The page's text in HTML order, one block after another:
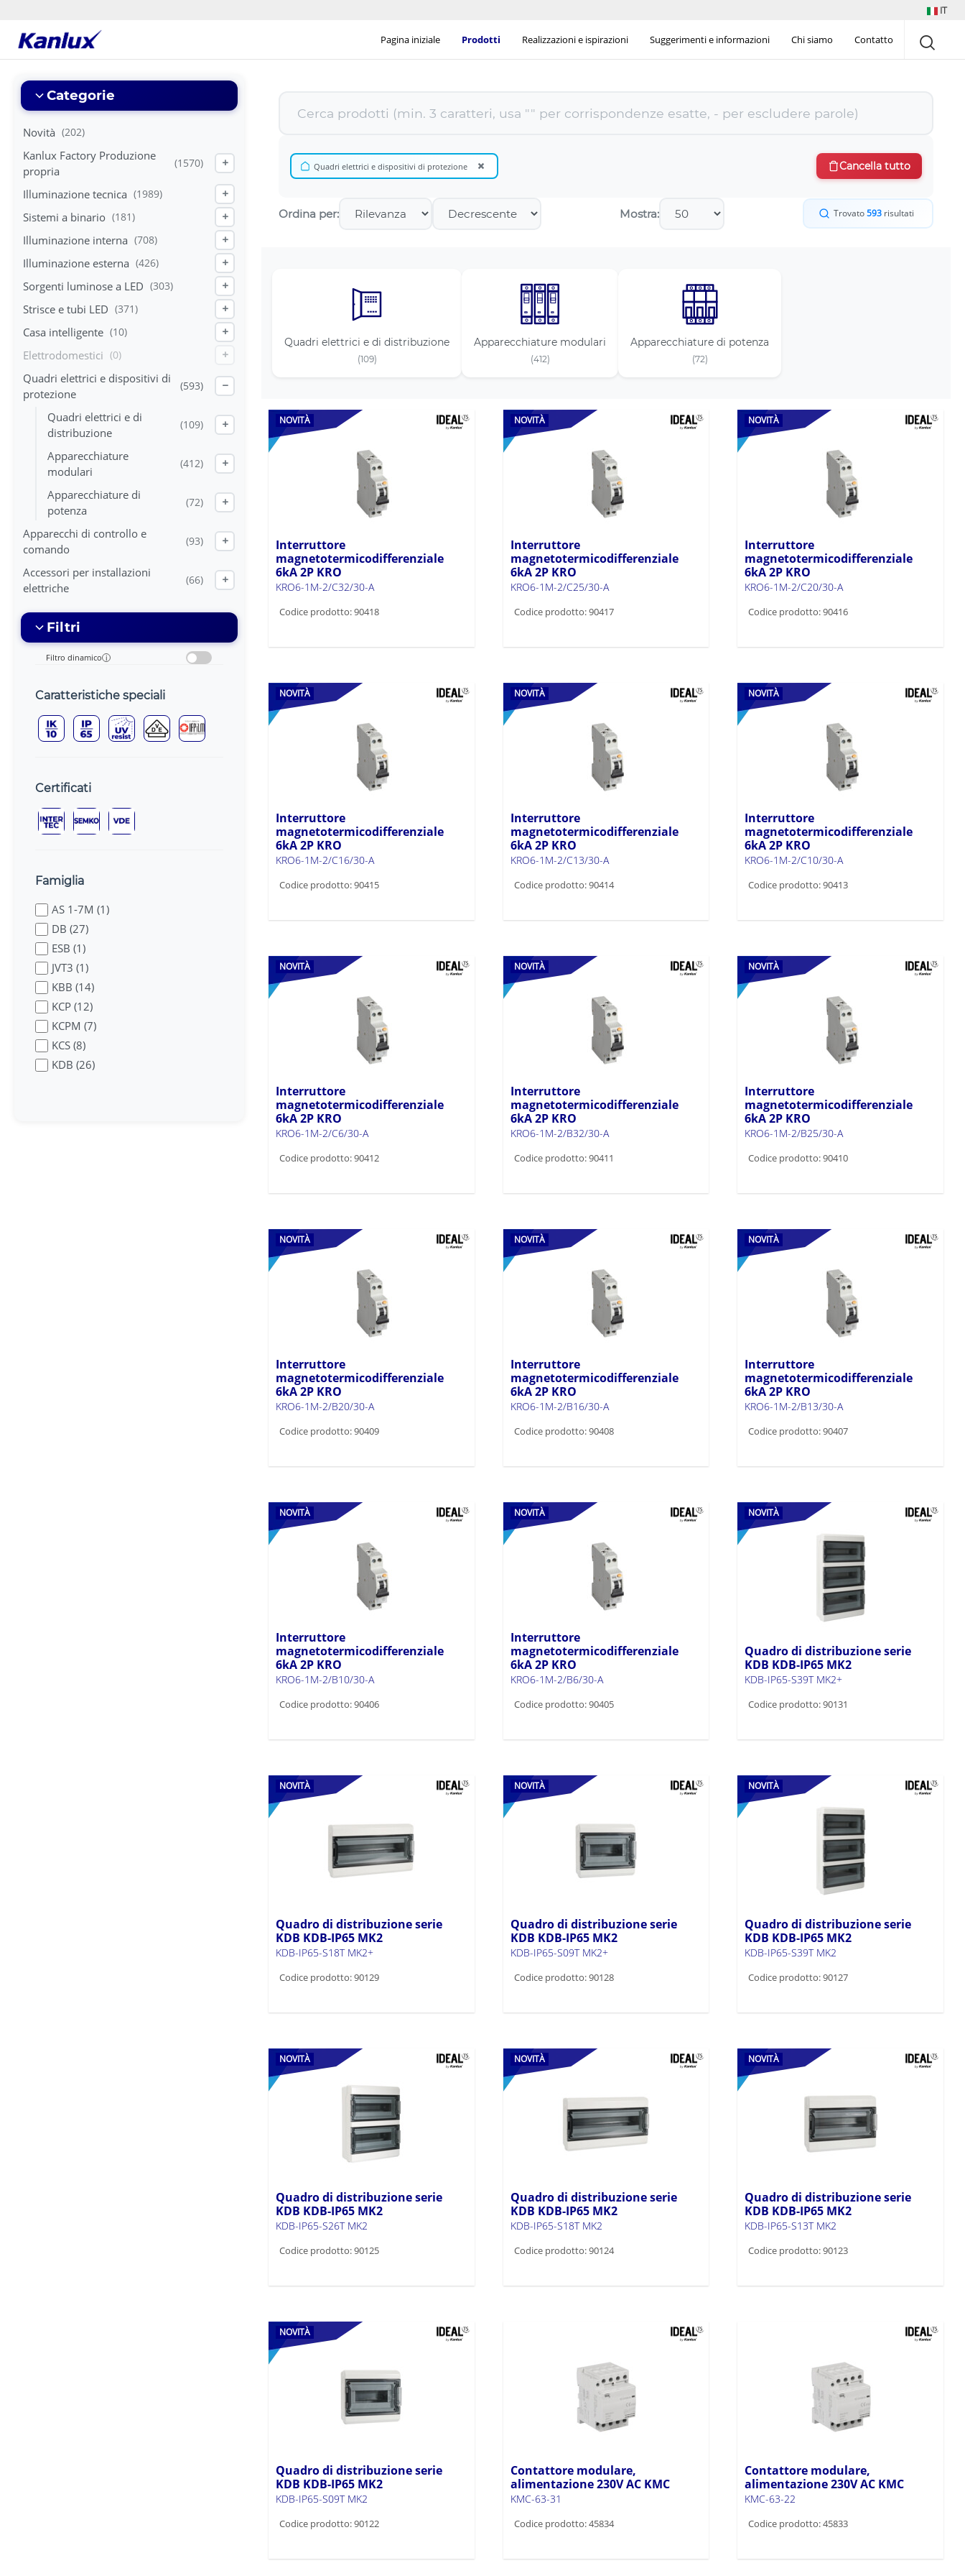
IT
Strona
Kanlux
Pagina iniziale Prodotti Realizzazioni e ispirazioni Suggerimenti e informazioni Chi siamo Contatto
Categorie
Novità (202)
Kanlux Factory Produzione
propria
(1570) +
Illuminazione tecnica (1989) +
Sistemi a binario (181) +
Illuminazione interna (708) +
Illuminazione esterna (426) +
Sorgenti luminose a LED (303) +
Strisce e tubi LED (371) +
Casa intelligente (10) +
Elettrodomestici (0) +
Quadri elettrici e dispositivi di
protezione
(593) −
Quadri elettrici e di
distribuzione
(109) +
Apparecchiature
modulari
(412) +
Apparecchiature di
potenza
(72) +
Apparecchi di controllo e
comando
(93) +
Accessori per installazioni
elettriche
(66) +
Filtri
Filtro dinamico i
Caratteristiche speciali
Certificati
Famiglia
AS 1-7M (1)
DB (27)
ESB (1)
JVT3 (1)
KBB (14)
KCP (12)
KCPM (7)
KCS (8)
KDB (26)
Quadri elettrici e dispositivi di protezione × Cancella tutto
Ordina per: Mostra: Trovato593 risultati
Quadri elettrici e di distribuzione
(109)
Apparecchiature modulari
(412)
Apparecchiature di potenza
(72)
NOVITÀ
Interruttore
magnetotermicodifferenziale
6kA 2P KRO
KRO6-1M-2/C32/30-A
Codice prodotto: 90418
NOVITÀ
Interruttore
magnetotermicodifferenziale
6kA 2P KRO
KRO6-1M-2/C25/30-A
Codice prodotto: 90417
NOVITÀ
Interruttore
magnetotermicodifferenziale
6kA 2P KRO
KRO6-1M-2/C20/30-A
Codice prodotto: 90416
NOVITÀ
Interruttore
magnetotermicodifferenziale
6kA 2P KRO
KRO6-1M-2/C16/30-A
Codice prodotto: 90415
NOVITÀ
Interruttore
magnetotermicodifferenziale
6kA 2P KRO
KRO6-1M-2/C13/30-A
Codice prodotto: 90414
NOVITÀ
Interruttore
magnetotermicodifferenziale
6kA 2P KRO
KRO6-1M-2/C10/30-A
Codice prodotto: 90413
NOVITÀ
Interruttore
magnetotermicodifferenziale
6kA 2P KRO
KRO6-1M-2/C6/30-A
Codice prodotto: 90412
NOVITÀ
Interruttore
magnetotermicodifferenziale
6kA 2P KRO
KRO6-1M-2/B32/30-A
Codice prodotto: 90411
NOVITÀ
Interruttore
magnetotermicodifferenziale
6kA 2P KRO
KRO6-1M-2/B25/30-A
Codice prodotto: 90410
NOVITÀ
Interruttore
magnetotermicodifferenziale
6kA 2P KRO
KRO6-1M-2/B20/30-A
Codice prodotto: 90409
NOVITÀ
Interruttore
magnetotermicodifferenziale
6kA 2P KRO
KRO6-1M-2/B16/30-A
Codice prodotto: 90408
NOVITÀ
Interruttore
magnetotermicodifferenziale
6kA 2P KRO
KRO6-1M-2/B13/30-A
Codice prodotto: 90407
NOVITÀ
Interruttore
magnetotermicodifferenziale
6kA 2P KRO
KRO6-1M-2/B10/30-A
Codice prodotto: 90406
NOVITÀ
Interruttore
magnetotermicodifferenziale
6kA 2P KRO
KRO6-1M-2/B6/30-A
Codice prodotto: 90405
NOVITÀ
Quadro di distribuzione serie
KDB KDB-IP65 MK2
KDB-IP65-S39T MK2+
Codice prodotto: 90131
NOVITÀ
Quadro di distribuzione serie
KDB KDB-IP65 MK2
KDB-IP65-S18T MK2+
Codice prodotto: 90129
NOVITÀ
Quadro di distribuzione serie
KDB KDB-IP65 MK2
KDB-IP65-S09T MK2+
Codice prodotto: 90128
NOVITÀ
Quadro di distribuzione serie
KDB KDB-IP65 MK2
KDB-IP65-S39T MK2
Codice prodotto: 90127
NOVITÀ
Quadro di distribuzione serie
KDB KDB-IP65 MK2
KDB-IP65-S26T MK2
Codice prodotto: 90125
NOVITÀ
Quadro di distribuzione serie
KDB KDB-IP65 MK2
KDB-IP65-S18T MK2
Codice prodotto: 90124
NOVITÀ
Quadro di distribuzione serie
KDB KDB-IP65 MK2
KDB-IP65-S13T MK2
Codice prodotto: 90123
NOVITÀ
Quadro di distribuzione serie
KDB KDB-IP65 MK2
KDB-IP65-S09T MK2
Codice prodotto: 90122
Contattore modulare,
alimentazione 230V AC KMC
KMC-63-31
Codice prodotto: 45834
Contattore modulare,
alimentazione 230V AC KMC
KMC-63-22
Codice prodotto: 45833